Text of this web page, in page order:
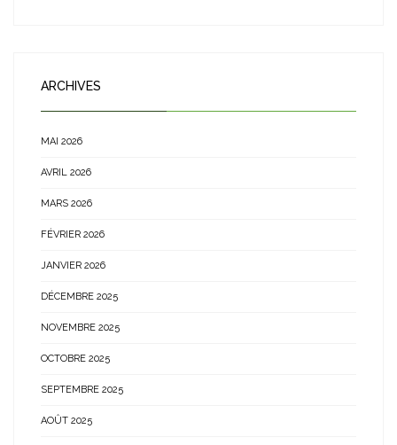
ARCHIVES
MAI 2026
AVRIL 2026
MARS 2026
FÉVRIER 2026
JANVIER 2026
DÉCEMBRE 2025
NOVEMBRE 2025
OCTOBRE 2025
SEPTEMBRE 2025
AOÛT 2025